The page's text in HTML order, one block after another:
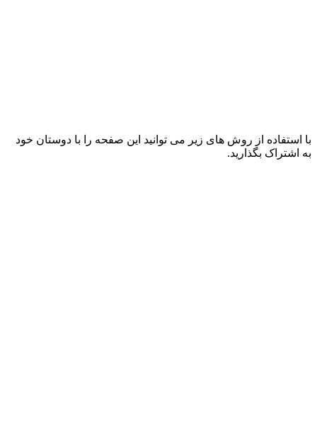
با استفاده از روش های زیر می توانید این صفحه را با دوستان خود
به اشتراک بگذارید.